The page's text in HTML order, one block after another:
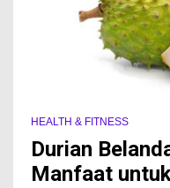
HEALTH & FITNESS
Durian
Manfaat